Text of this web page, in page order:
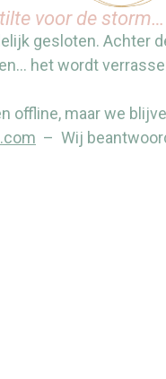
voor de
gesloten. Achter
het wordt
offline, maar we
– Wij